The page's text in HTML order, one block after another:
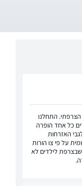
הצרפתי. התחלנו
כל אחד הופרה
האזרחות
על פי צו הורות
לילדים לא